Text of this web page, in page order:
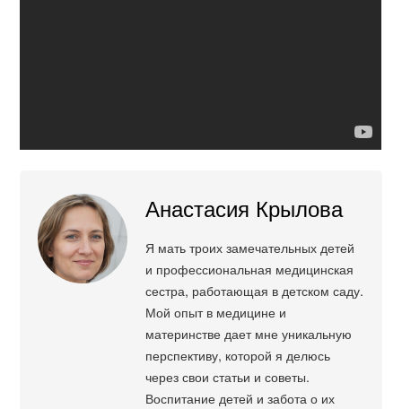
Анастасия Крылова
Я мать троих замечательных детей
и профессиональная медицинская
сестра, работающая в детском саду.
Мой опыт в медицине и
материнстве дает мне уникальную
перспективу, которой я делюсь
через свои статьи и советы.
Воспитание детей и забота о их